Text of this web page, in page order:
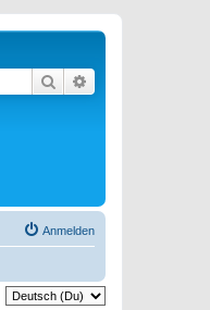
Suche
Anmelden